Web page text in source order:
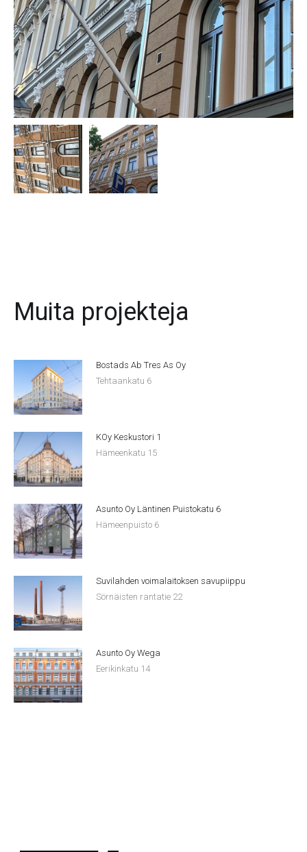
Muita projekteja
Bostads Ab Tres As Oy
Tehtaankatu 6
KOy Keskustori 1
Hämeenkatu 15
Asunto Oy Läntinen Puistokatu 6
Hämeenpuisto 6
Suvilahden voimalaitoksen savupiippu
Sörnäisten rantatie 22
Asunto Oy Wega
Eerikinkatu 14